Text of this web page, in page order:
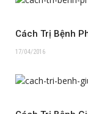
Cách Trị Bệnh
17/04/2016